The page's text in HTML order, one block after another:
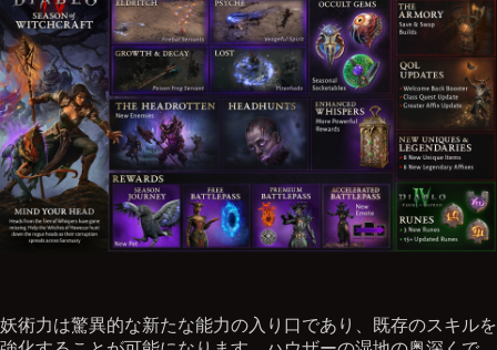
妖術力は驚異的な新たな能力の入り口であり、既存のスキルを